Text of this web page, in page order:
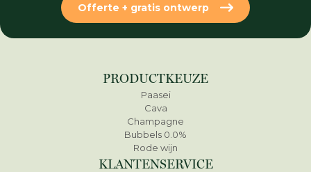
Offerte + gratis ontwerp
PRODUCTKEUZE
Paasei
Cava
Champagne
Bubbels 0.0%
Rode wijn
KLANTENSERVICE